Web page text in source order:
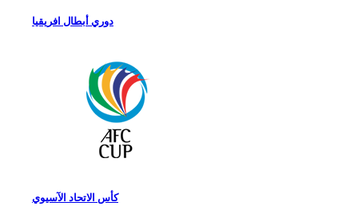
دوري أبطال افريقيا
كأس الاتحاد الآسيوي